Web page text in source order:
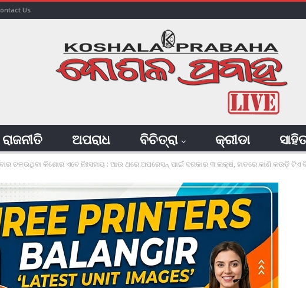
Us
ରାଜନୀତି ଅପରାଧ ବିଚିତ୍ରା କ୍ରୀଡା
ଚଳଉଥିବା କିଶୋର ଏବେ ନିଃସହାୟ : ଆଉ ଥରେ ଅପରେସନ୍‌ ପାଇଁ ଦରକାର ୩ ଲକ୍ଷ, ହାତରେ କାଣି କଉଡ଼ି ଟିଏ ବି